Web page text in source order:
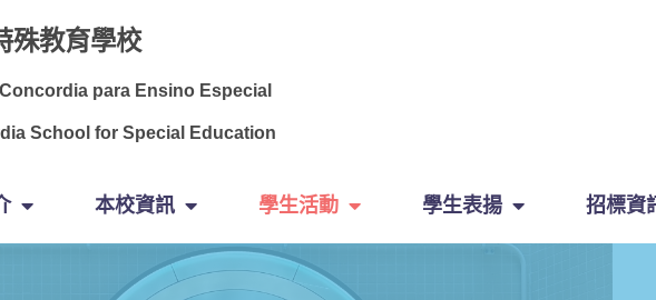
殊教育學校
para Ensino Especial
School for Special Education
本校資訊 學生活動 學生表揚 招標資